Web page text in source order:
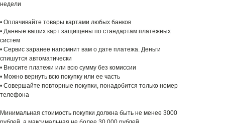
недели
• Оплачивайте товары картами любых банков
• Данные ваших карт защищены по стандартам платежных
систем
• Сервис заранее напомнит вам о дате платежа. Деньги
спишутся автоматически
• Вносите платежи или всю сумму без комиссии
• Можно вернуть всю покупку или ее часть
• Совершайте повторные покупки, понадобится только номер
телефона
Минимальная стоимость покупки должна быть не менее 3000